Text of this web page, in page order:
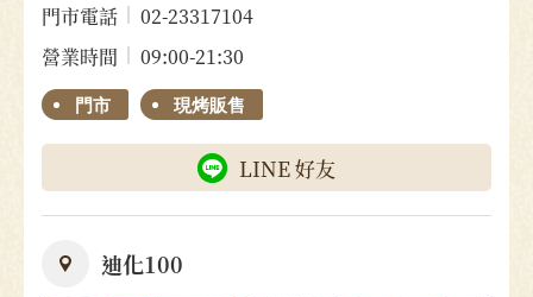
門市電話
02-23317104
營業時間
09:00-21:30
門市 現烤販售
LINE 好友
迪化100